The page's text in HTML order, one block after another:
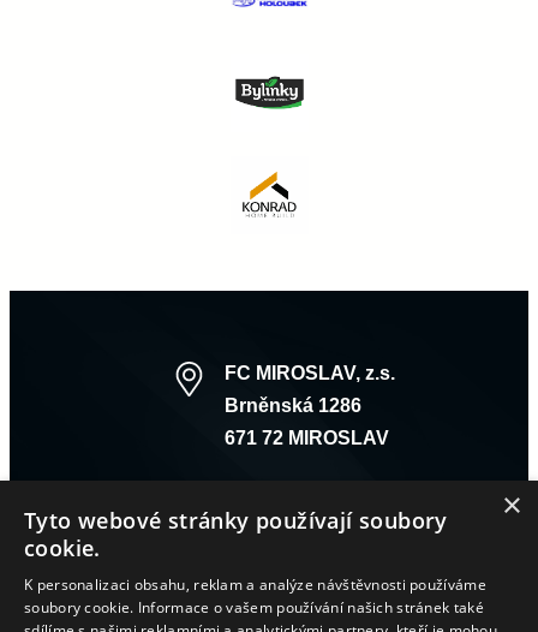
FC MIROSLAV, z.s.
Brněnská 1286
671 72 MIROSLAV
×
Tyto webové stránky používají soubory
cookie.
K personalizaci obsahu, reklam a analýze návštěvnosti používáme
soubory cookie. Informace o vašem používání našich stránek také